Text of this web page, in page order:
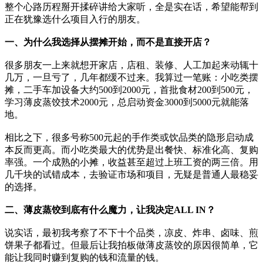
整个心路历程掰开揉碎讲给大家听，全是实在话，希望能帮到
正在犹豫选什么项目入行的朋友。
一、为什么我选择从摆摊开始，而不是直接开店？
很多朋友一上来就想开家店，店租、装修、人工加起来动辄十
几万，一旦亏了，几年都缓不过来。我算过一笔账：小吃类摆
摊，二手车加设备大约500到2000元，首批食材200到500元，
学习薄皮蒸饺技术2000元，总启动资金3000到5000元就能落
地。
相比之下，很多号称500元起的手作类或饮品类的隐形启动成
本反而更高。而小吃类最大的优势是出餐快、标准化高、复购
率强。一个成熟的小摊，收益甚至超过上班工资的两三倍。用
几千块的试错成本，去验证市场和项目，无疑是普通人最稳妥
的选择。
二、薄皮蒸饺到底有什么魔力，让我决定ALL IN？
说实话，最初我考察了不下十个品类，凉皮、炸串、卤味、煎
饼果子都看过。但最后让我拍板做薄皮蒸饺的原因很简单，它
能让我同时赚到复购的钱和流量的钱。